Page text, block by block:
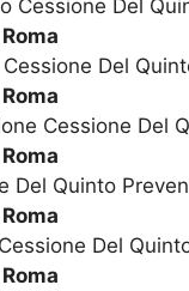
Cessione Del
Del
Cessione Del
Del Quinto
Del